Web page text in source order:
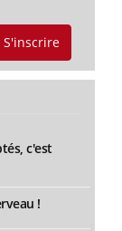
S'inscrire
c'est
!